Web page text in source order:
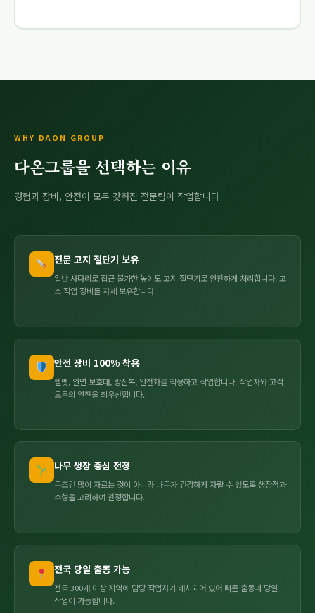
WHY DAON GROUP
다온그룹을 선택하는 이유
경험과 장비, 안전이 모두 갖춰진 전문팀이 작업합니다
전문 고지 절단기 보유
일반 사다리로 접근 불가한 높이도 고지 절단기로 안전하게 처리합니다. 고
소 작업 장비를 자체 보유합니다.
안전 장비 100% 착용
헬멧, 안면 보호대, 방진복, 안전화를 착용하고 작업합니다. 작업자와 고객
모두의 안전을 최우선합니다.
나무 생장 중심 전정
무조건 많이 자르는 것이 아니라 나무가 건강하게 자랄 수 있도록 생장점과
수형을 고려하여 전정합니다.
전국 당일 출동 가능
전국 300개 이상 지역에 담당 작업자가 배치되어 있어 빠른 출동과 당일
작업이 가능합니다.